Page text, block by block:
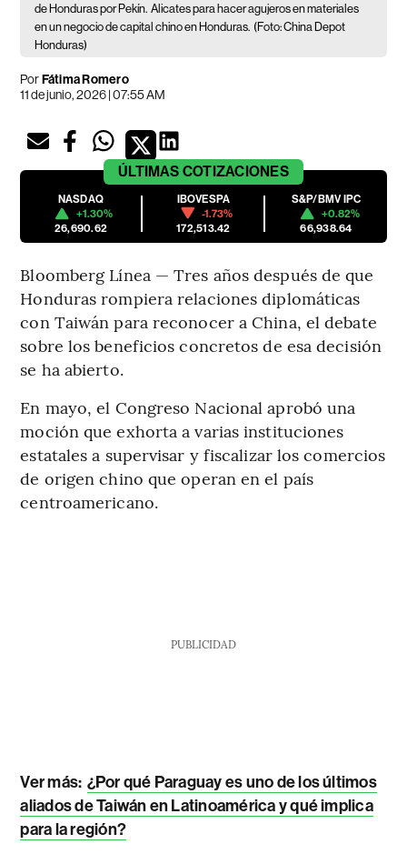
de Honduras por Pekín. Alicates para hacer agujeros en materiales
en un negocio de capital chino en Honduras. (Foto: China Depot
Honduras)
PorFátima Romero
11 de junio, 2026 | 07:55 AM
ÚLTIMAS COTIZACIONES
NASDAQ
+1.30%
26,690.62
IBOVESPA
-1.73%
172,513.42
S&P/BMV IPC
+0.82%
66,938.64
Bloomberg Línea — Tres años después de que
Honduras rompiera relaciones diplomáticas
con Taiwán para reconocer a China, el debate
sobre los beneficios concretos de esa decisión
se ha abierto.
En mayo, el Congreso Nacional aprobó una
moción que exhorta a varias instituciones
estatales a supervisar y fiscalizar los comercios
de origen chino que operan en el país
centroamericano.
PUBLICIDAD
Ver más: ¿Por qué Paraguay es uno de los últimos
aliados de Taiwán en Latinoamérica y qué implica
para la región?